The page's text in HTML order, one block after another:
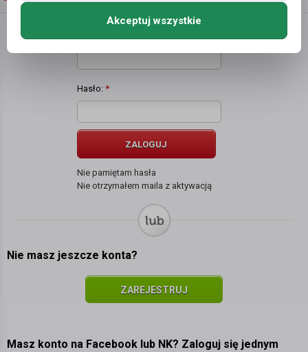
Hasło: *
ZALOGUJ
Nie pamiętam hasła
Nie otrzymałem maila z aktywacją
Nie masz jeszcze konta?
ZAREJESTRUJ
Masz konto na Facebook lub NK? Zaloguj się jednym
Akceptuj wszystkie